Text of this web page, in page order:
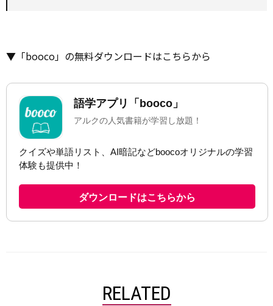
▼「booco」の無料ダウンロードはこちらから
RELATED